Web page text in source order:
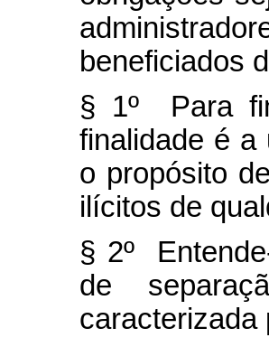
beneficiados
§ 1º Para
finalidade é a
o propósito
ilícitos de
§ 2º
de
caracterizada